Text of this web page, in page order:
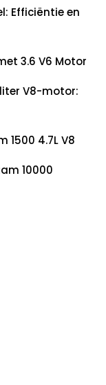
Efficiëntie en
3.6 V6 Motor
V8-motor:
1500 4.7L V8
10000